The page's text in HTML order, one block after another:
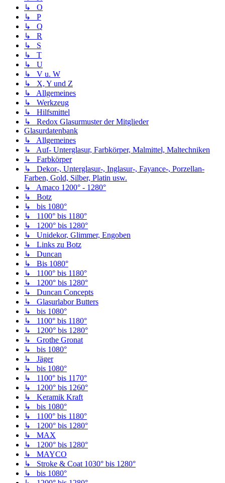
↳ O
↳ P
↳ Q
↳ R
↳ S
↳ T
↳ U
↳ V u. W
↳ X, Y und Z
↳ Allgemeines
↳ Werkzeug
↳ Hilfsmittel
↳ Redox Glasurmuster der Mitglieder
Glasurdatenbank
↳ Allgemeines
↳ Auf- Unterglasur, Farbkörper, Malmittel, Maltechniken
↳ Farbkörper
↳ Dekor-, Unterglasur-, Inglasur-, Fayance-, Porzellan-
Farben, Gold, Silber, Platin usw.
↳ Amaco 1200° - 1280°
↳ Botz
↳ bis 1080°
↳ 1100° bis 1180°
↳ 1200° bis 1280°
↳ Unidekor, Glimmer, Engoben
↳ Links zu Botz
↳ Duncan
↳ Bis 1080°
↳ 1100° bis 1180°
↳ 1200° bis 1280°
↳ Duncan Concepts
↳ Glasurlabor Butters
↳ bis 1080°
↳ 1100° bis 1180°
↳ 1200° bis 1280°
↳ Grothe Gronat
↳ bis 1080°
↳ Jäger
↳ bis 1080°
↳ 1100° bis 1170°
↳ 1200° bis 1260°
↳ Keramik Kraft
↳ bis 1080°
↳ 1100° bis 1180°
↳ 1200° bis 1280°
↳ MAX
↳ 1200° bis 1280°
↳ MAYCO
↳ Stroke & Coat 1030° bis 1280°
↳ bis 1080°